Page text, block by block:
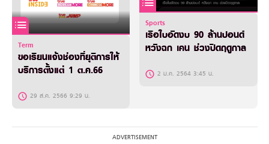
Term
ขอเรียนแจ้งช่องที่ยุติการให้
บริการตั้งแต่ 1 ต.ค.66
29 ส.ค. 2566 9:29 น.
Sports
เรือใบอัดงบ 90 ล้านปอนด์
หวังฉก เคน ช่วงปิดฤดูกาล
2 ม.ค. 2564 3:45 น.